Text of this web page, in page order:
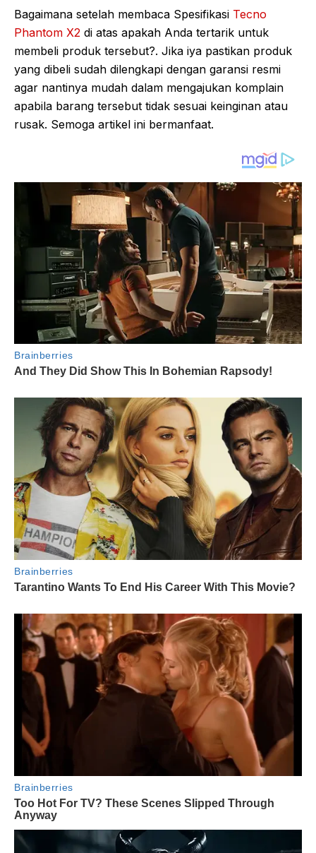
Bagaimana setelah membaca Spesifikasi Tecno
Phantom X2 di atas apakah Anda tertarik untuk
membeli produk tersebut?. Jika iya pastikan produk
yang dibeli sudah dilengkapi dengan garansi resmi
agar nantinya mudah dalam mengajukan komplain
apabila barang tersebut tidak sesuai keinginan atau
rusak. Semoga artikel ini bermanfaat.